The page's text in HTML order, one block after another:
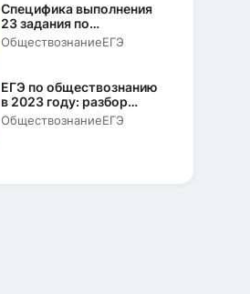
Специфика выполнения
23 задания по
Конституции РФ в ЕГЭ по
обществознанию в 2023
ОбществознаниеЕГЭ
ЕГЭ по обществознанию
в 2023 году: разбор
задания № 21
ОбществознаниеЕГЭ